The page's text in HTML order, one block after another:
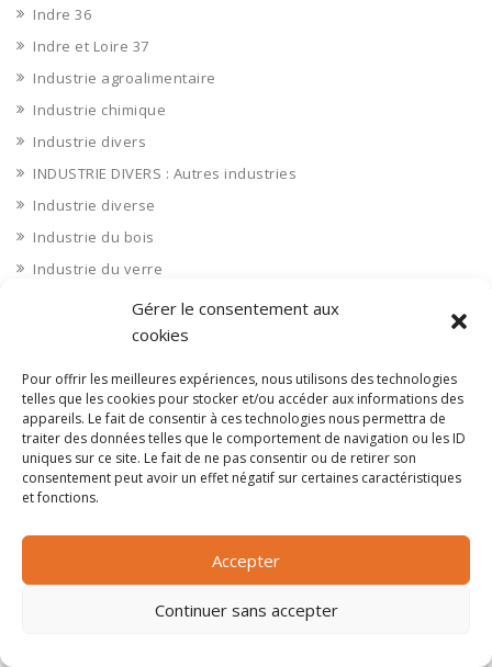
Gérer le consentement aux
cookies
Pour offrir les meilleures expériences, nous utilisons des technologies
telles que les cookies pour stocker et/ou accéder aux informations des
appareils. Le fait de consentir à ces technologies nous permettra de
traiter des données telles que le comportement de navigation ou les ID
uniques sur ce site. Le fait de ne pas consentir ou de retirer son
consentement peut avoir un effet négatif sur certaines caractéristiques
et fonctions.
Accepter
Continuer sans accepter
Indre 36
Indre et Loire 37
Industrie agroalimentaire
Industrie chimique
Industrie divers
INDUSTRIE DIVERS : Autres industries
Industrie diverse
Industrie du bois
Industrie du verre
Industrie papier et carton
Industrie pharmaceutique
Ingénierie et bureaux d'études
Ingénierie et bureaux d'études
Installateur télécom
Installation
Institution (CCI, syndicats)
Institutions (CCI, syndicats)